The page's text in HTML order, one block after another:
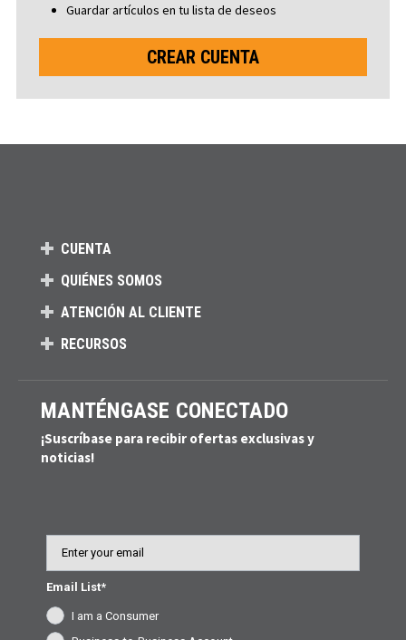
Guardar artículos en tu lista de deseos
CREAR CUENTA
CUENTA
QUIÉNES SOMOS
ATENCIÓN AL CLIENTE
RECURSOS
MANTÉNGASE CONECTADO
¡Suscríbase para recibir ofertas exclusivas y
noticias!
Email List*
I am a Consumer